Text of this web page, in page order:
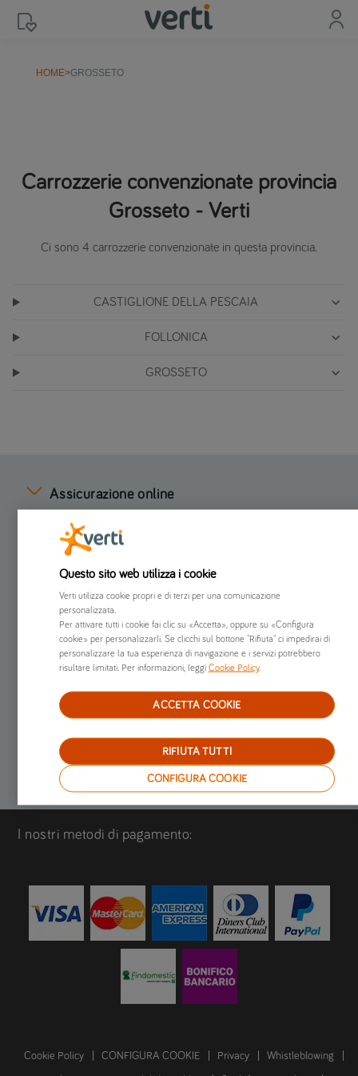
HOME>GROSSETO
Carrozzerie convenzionate provincia
Grosseto - Verti
Ci sono 4 carrozzerie convenzionate in questa provincia.
CASTIGLIONE DELLA PESCAIA
FOLLONICA
GROSSETO
Assicurazione online
Preventivi online
Chi siamo
Già clienti
Altro
I nostri metodi di pagamento:
Cookie Policy CONFIGURA COOKIE Privacy Whistleblowing
Questo sito web utilizza i cookie
Verti utilizza cookie propri e di terzi per una comunicazione
personalizzata.
Per attivare tutti i cookie fai clic su «Accetta», oppure su «Configura
cookie» per personalizzarli. Se clicchi sul bottone "Rifiuta" ci impedirai di
personalizzare la tua esperienza di navigazione e i servizi potrebbero
risultare limitati. Per informazioni, leggi Cookie Policy.
CONFIGURA COOKIE
RIFIUTA TUTTI
ACCETTA COOKIE